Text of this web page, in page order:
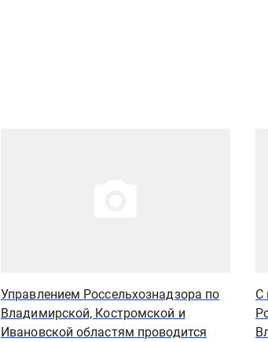
Управлением Россельхознадзора по
Владимирской, Костромской и
Ивановской областям проводится
С